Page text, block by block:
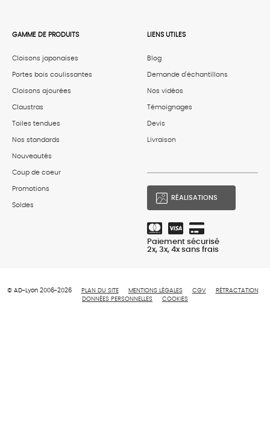
GAMME DE PRODUITS
Cloisons japonaises
Portes bois coulissantes
Cloisons ajourées
Claustras
Toiles tendues
Nos standards
Nouveautés
Coup de coeur
Promotions
Soldes
LIENS UTILES
Blog
Demande d'échantillons
Nos vidéos
Témoignages
Devis
Livraison
RÉALISATIONS
Paiement sécurisé
2x, 3x, 4x sans frais
© AD-Lyon 2006-2026 PLAN DU SITE MENTIONS LÉGALES CGV
RÉTRACTATION
DONNÉES PERSONNELLES
COOKIES